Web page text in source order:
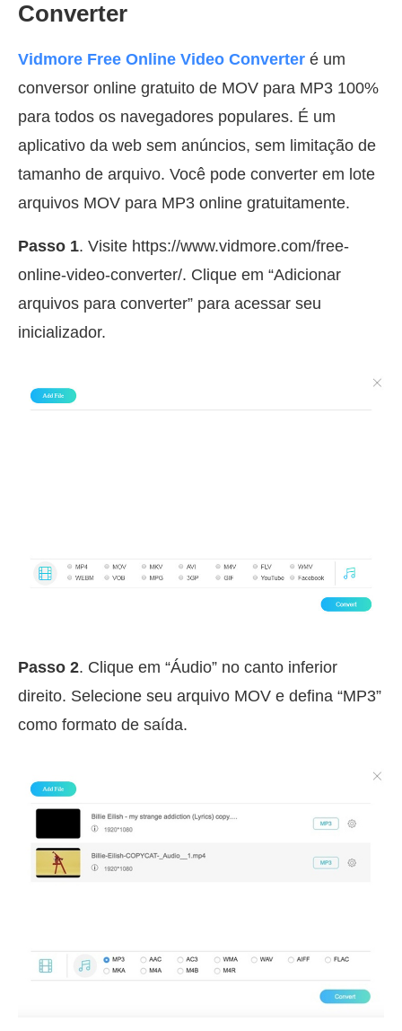
Converter
Vidmore Free Online Video Converter é um
conversor online gratuito de MOV para MP3 100%
para todos os navegadores populares. É um
aplicativo da web sem anúncios, sem limitação de
tamanho de arquivo. Você pode converter em lote
arquivos MOV para MP3 online gratuitamente.
Passo 1. Visite https://www.vidmore.com/free-
online-video-converter/. Clique em “Adicionar
arquivos para converter” para acessar seu
inicializador.
Passo 2. Clique em “Áudio” no canto inferior
direito. Selecione seu arquivo MOV e defina “MP3”
como formato de saída.